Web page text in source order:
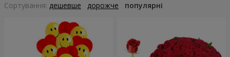
Сортування: дешевше дорожче популярні